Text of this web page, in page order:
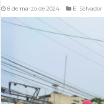
8 de marzo de 2024 El Salvador